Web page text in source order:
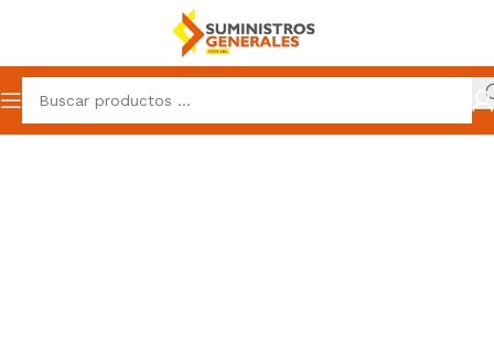
Inicio Suministros Toner